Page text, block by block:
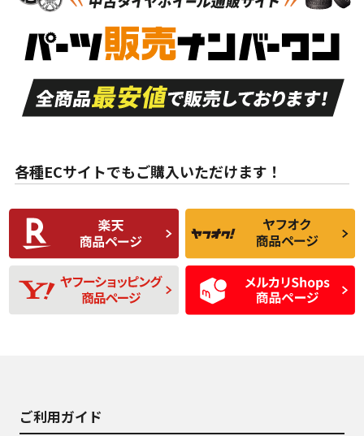
S
品）
S
新車外し品（新古
付き
A
走行距離も少なく、
目立つ傷もほとんど
ない中古品
A
走行距離も少なく、
非常に状態の良い中
古品
な中古品
んどない中古品
C
使用感や傷があり、
比較的きれいな中古
品
C
偏磨耗・劣化は感じ
られるが、使用に問
題のない中古品
D
使用感や目立つ傷が
あり、一般的な中古
品
D
残り溝も少なく、偏
磨耗がみられ、短期
間使用できるくらい
の中古品
各種ECサイトでもご購入いただけます！
ご利用ガイド